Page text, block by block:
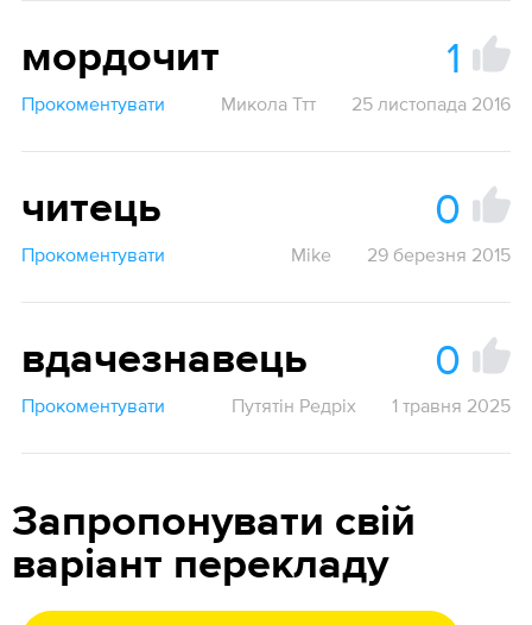
мордочит 1
Прокоментувати Микола Ттт 25 листопада 2016
читець 0
Прокоментувати Mike 29 березня 2015
вдачезнавець 0
Прокоментувати Путятін Редріх 1 травня 2025
Запропонувати свій
варіант перекладу